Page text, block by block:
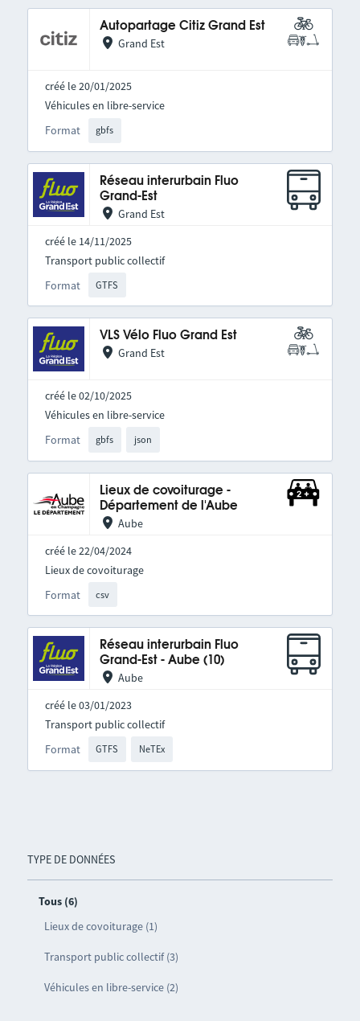
TYPE DE DONNÉES
Tous (6)
Lieux de covoiturage (1)
Transport public collectif (3)
Véhicules en libre-service (2)
Autopartage Citiz Grand Est
Grand Est
créé le 20/01/2025
Format gbfs
Véhicules en libre-service
Réseau interurbain Fluo
Grand-Est
Grand Est
créé le 14/11/2025
Format GTFS
Transport public collectif
VLS Vélo Fluo Grand Est
Grand Est
créé le 02/10/2025
Format gbfs json
Véhicules en libre-service
Lieux de covoiturage -
Département de l'Aube
Aube
créé le 22/04/2024
Format csv
Lieux de covoiturage
Réseau interurbain Fluo
Grand-Est - Aube (10)
Aube
créé le 03/01/2023
Format GTFS NeTEx
Transport public collectif